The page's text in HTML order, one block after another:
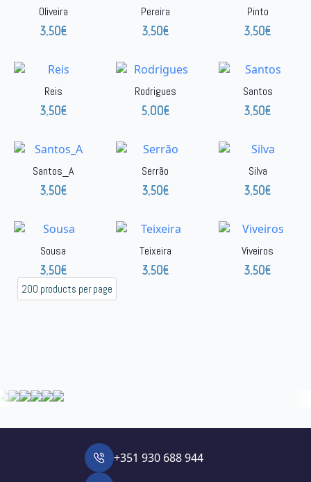
Oliveira
3,50€
Pereira
3,50€
Pinto
3,50€
Reis
3,50€
Rodrigues
5,00€
Santos
3,50€
Santos_A
3,50€
Serrão
3,50€
Silva
3,50€
Sousa
3,50€
Teixeira
3,50€
Viveiros
3,50€
+351 930 688 944